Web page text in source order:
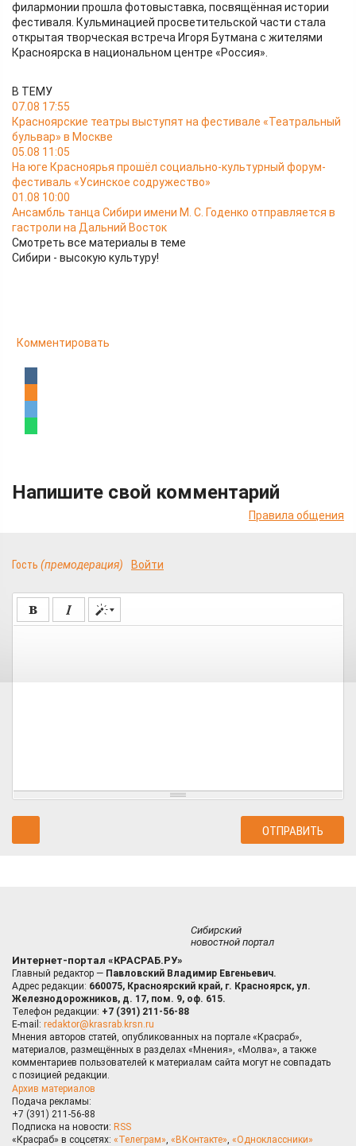
филармонии прошла фотовыставка, посвящённая истории
фестиваля. Кульминацией просветительской части стала
открытая творческая встреча Игоря Бутмана с жителями
Красноярска в национальном центре «Россия».
В ТЕМУ
07.08 17:55
Красноярские театры выступят на фестивале «Театральный
бульвар» в Москве
05.08 11:05
На юге Красноярья прошёл социально-культурный форум-
фестиваль «Усинское содружество»
01.08 10:00
Ансамбль танца Сибири имени М. С. Годенко отправляется в
гастроли на Дальний Восток
Смотреть все материалы в теме
Сибири - высокую культуру!
Комментировать
Напишите свой комментарий
Правила общения
Гость (премодерация) Войти
Сибирский
новостной портал
Интернет-портал «КРАСРАБ.РУ»
Главный редактор — Павловский Владимир Евгеньевич.
Адрес редакции: 660075, Красноярский край, г. Красноярск, ул.
Железнодорожников, д. 17, пом. 9, оф. 615.
Телефон редакции: +7 (391) 211-56-88
E-mail: redaktor@krasrab.krsn.ru
Мнения авторов статей, опубликованных на портале «Красраб»,
материалов, размещённых в разделах «Мнения», «Молва», а также
комментариев пользователей к материалам сайта могут не совпадать
с позицией редакции.
Архив материалов
Подача рекламы:
+7 (391) 211-56-88
Подписка на новости: RSS
«Красраб» в соцсетях: «Телеграм», «ВКонтакте», «Одноклассники»